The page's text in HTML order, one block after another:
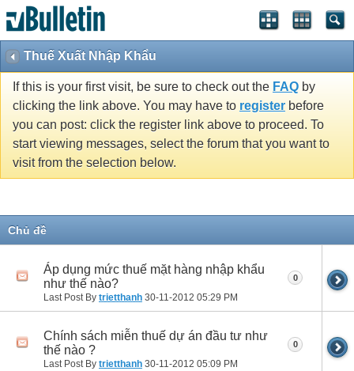
Thuế Xuất Nhập Khẩu
If this is your first visit, be sure to check out the FAQ by
clicking the link above. You may have to register before
you can post: click the register link above to proceed. To
start viewing messages, select the forum that you want to
visit from the selection below.
Chủ đề
Áp dụng mức thuế mặt hàng nhập khẩu
như thế nào?
Last Post By trietthanh 30-11-2012 05:29 PM
0
Chính sách miễn thuế dự án đầu tư như
thế nào ?
Last Post By trietthanh 30-11-2012 05:09 PM
0